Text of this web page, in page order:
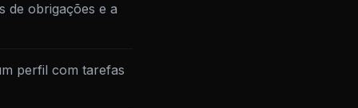
de obrigações e a
perfil com tarefas